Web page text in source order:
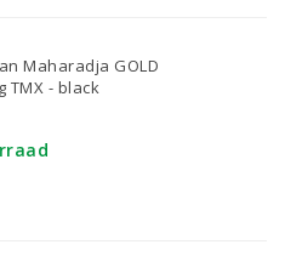
Maharadja GOLD
TMX - black